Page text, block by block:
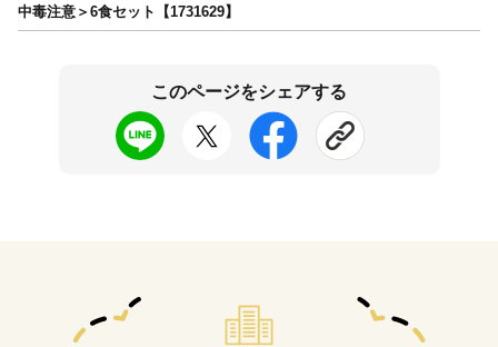
中毒注意＞6食セット【1731629】
このページをシェアする